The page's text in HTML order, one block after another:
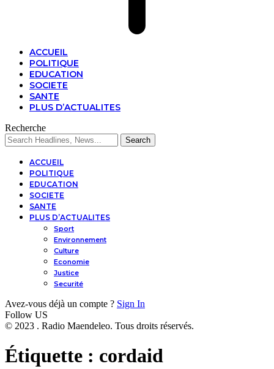
ACCUEIL
POLITIQUE
EDUCATION
SOCIETE
SANTE
PLUS D’ACTUALITES
Recherche
ACCUEIL
POLITIQUE
EDUCATION
SOCIETE
SANTE
PLUS D’ACTUALITES
Sport
Environnement
Culture
Economie
Justice
Securité
Avez-vous déjà un compte ? Sign In
Follow US
© 2023 . Radio Maendeleo. Tous droits réservés.
Étiquette : cordaid